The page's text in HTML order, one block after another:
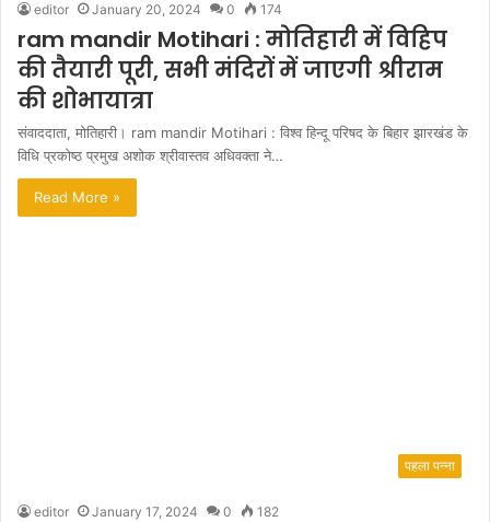
editor January 20, 2024 0 174
ram mandir Motihari : मोतिहारी में विहिप
की तैयारी पूरी, सभी मंदिरों में जाएगी श्रीराम
की शोभायात्रा
संवाददाता, मोतिहारी। ram mandir Motihari : विश्व हिन्दू परिषद के बिहार झारखंड के
विधि प्रकोष्ठ प्रमुख अशोक श्रीवास्तव अधिवक्ता ने…
Read More »
पहला पन्ना
editor January 17, 2024 0 182